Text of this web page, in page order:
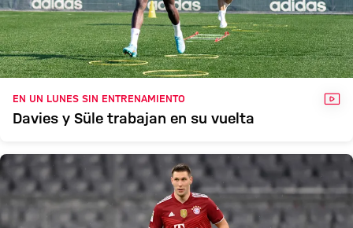
EN UN LUNES SIN ENTRENAMIENTO
Davies y Süle trabajan en su vuelta